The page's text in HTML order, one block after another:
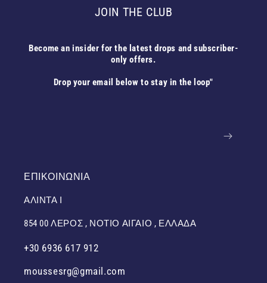
JOIN THE CLUB
Become an insider for the latest drops and subscriber-
only offers.
Drop your email below to stay in the loop"
ΕΠΙΚΟΙΝΩΝΙΑ
ΑΛΙΝΤΑ Ι
854 00 ΛΕΡΟΣ , ΝΟΤΙΟ ΑΙΓΑΙΟ , ΕΛΛΑΔΑ
+30 6936 617 912
moussesrg@gmail.com